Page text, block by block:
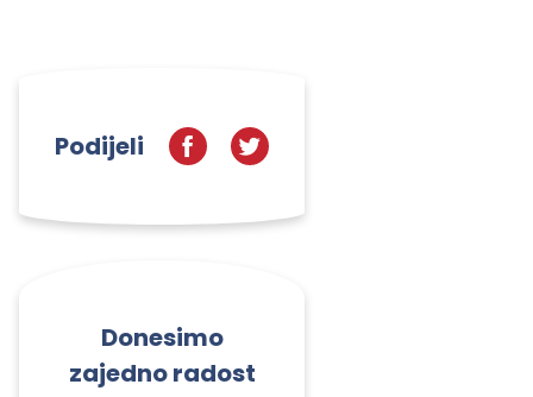
Podijeli
Donesimo
zajedno radost